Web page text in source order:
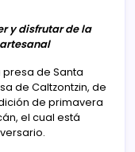
y disfrutar de la
presa de Santa
de Caltzontzin, de
de primavera
el cual está